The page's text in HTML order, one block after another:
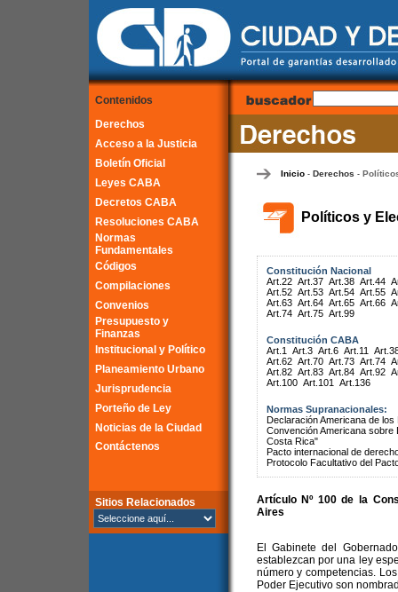
Contenidos
Derechos
Acceso a la Justicia
Boletín Oficial
Leyes CABA
Decretos CABA
Resoluciones CABA
Normas
Fundamentales
Códigos
Compilaciones
Convenios
Presupuesto y
Finanzas
Institucional y Político
Planeamiento Urbano
Jurisprudencia
Porteño de Ley
Noticias de la Ciudad
Contáctenos
Sitios Relacionados
Inicio- Derechos -
Políticos y
Constitución Nacional
Art.22 Art.37 Art.38 Art.44
Art.52 Art.53 Art.54 Art.55
Art.63 Art.64 Art.65 Art.66
Art.74 Art.75 Art.99
Constitución CABA
Art.1
Art.3 Art.6 Art.11
Art.62 Art.70 Art.73 Art.74
Art.82 Art.83 Art.84 Art.92
Art.100 Art.101 Art.136
Normas Supranacionales:
Declaración Americana de
Convención Americana
Costa Rica"
Pacto internacional de
Protocolo Facultativo del
Artículo Nº 100 de la
Aires
El Gabinete del
establezcan por una ley
número y competencias.
Poder Ejecutivo son